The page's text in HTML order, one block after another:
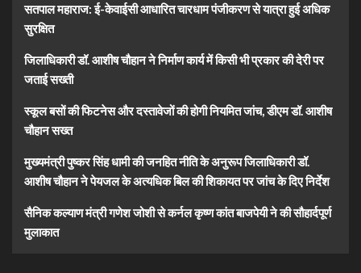
सतपाल महाराज: ई-केवाईसी आधारित चारधाम पंजीकरण से यात्रा हुई अधिक
सुरक्षित
जिलाधिकारी डॉ. आशीष चौहान ने निर्माण कार्य में किसी भी प्रकार की देरी पर
जताई सख्ती
स्कूल बसों की फिटनेस और दस्तावेजों की होगी नियमित जांच, डीएम डॉ. आशीष
चौहान सख्त
मुख्यमंत्री पुष्कर सिंह धामी की जनहित नीति के अनुरूप जिलाधिकारी डॉ.
आशीष चौहान ने पेयजल के अत्यधिक बिल की शिकायत पर जांच के दिए निर्देश
सैनिक कल्याण मंत्री गणेश जोशी से कर्नल कृष्ण कांत बाजपेयी ने की सौहार्दपूर्ण
मुलाकात